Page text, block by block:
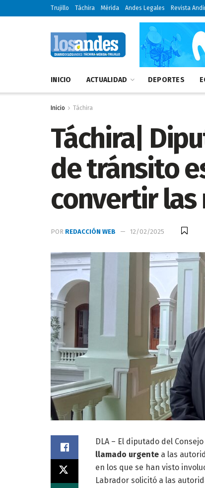
Trujillo Táchira Mérida Andes Legales Revista
INICIO ACTUALIDAD DEPORTES
Inicio Táchira
Táchira|
de tránsito
convertir
POR REDACCIÓN WEB 12/02/2025
DLA – El diputado del
llamado urgente a las
en los que se han visto
Labrador solicitó a las